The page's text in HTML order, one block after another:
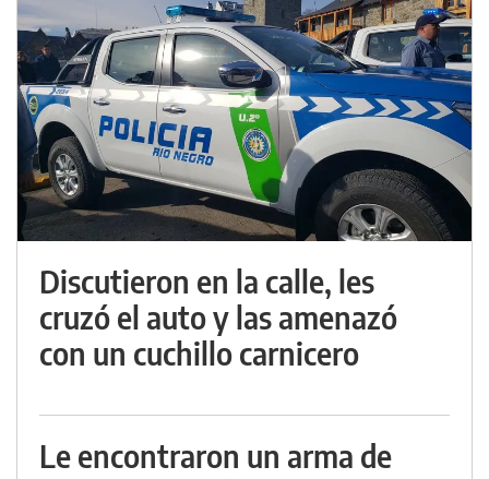
Discutieron en la calle, les
cruzó el auto y las amenazó
con un cuchillo carnicero
Le encontraron un arma de